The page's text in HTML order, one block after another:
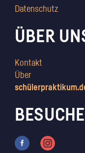
Datenschutz
ÜBER
Kontakt
Über